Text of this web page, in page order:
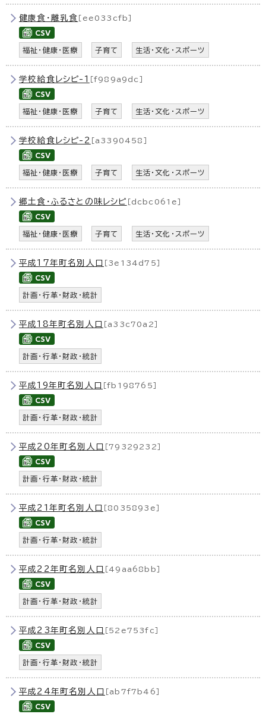
健康食・離乳食 ［ee033cfb］
福祉・健康・医療 子育て 生活・文化・スポーツ
学校給食レシピ-1 ［f989a9dc］
福祉・健康・医療 子育て 生活・文化・スポーツ
学校給食レシピ-2 ［a3390458］
福祉・健康・医療 子育て 生活・文化・スポーツ
郷土食・ふるさとの味レシピ ［dcbc061e］
福祉・健康・医療 子育て 生活・文化・スポーツ
平成17年町名別人口 ［3e134d75］
計画・行革・財政・統計
平成18年町名別人口 ［a33c70a2］
計画・行革・財政・統計
平成19年町名別人口 ［fb198765］
計画・行革・財政・統計
平成20年町名別人口 ［79329232］
計画・行革・財政・統計
平成21年町名別人口 ［8035893e］
計画・行革・財政・統計
平成22年町名別人口 ［49aa68bb］
計画・行革・財政・統計
平成23年町名別人口 ［52e753fc］
計画・行革・財政・統計
平成24年町名別人口 ［ab7f7b46］